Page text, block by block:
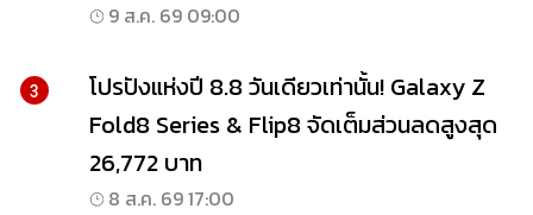
9 ส.ค. 69 09:00
3
โปรปังแห่งปี 8.8 วันเดียวเท่านั้น! Galaxy Z
Fold8 Series & Flip8 จัดเต็มส่วนลดสูงสุด
26,772 บาท
8 ส.ค. 69 17:00